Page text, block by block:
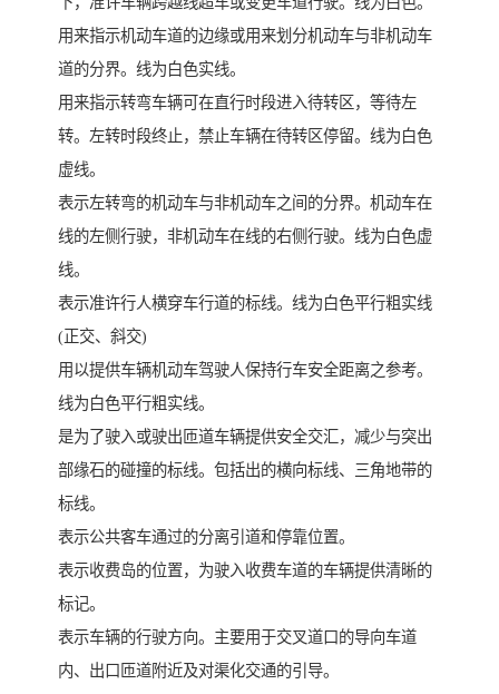
用来指示机动车道的边缘或用来划分机动车与非机动车
道的分界。线为白色实线。
用来指示转弯车辆可在直行时段进入待转区，等待左
转。左转时段终止，禁止车辆在待转区停留。线为白色
虚线。
表示左转弯的机动车与非机动车之间的分界。机动车在
线的左侧行驶，非机动车在线的右侧行驶。线为白色虚
线。
表示准许行人横穿车行道的标线。线为白色平行粗实线
(正交、斜交)
用以提供车辆机动车驾驶人保持行车安全距离之参考。
线为白色平行粗实线。
是为了驶入或驶出匝道车辆提供安全交汇，减少与突出
部缘石的碰撞的标线。包括出的横向标线、三角地带的
标线。
表示公共客车通过的分离引道和停靠位置。
表示收费岛的位置，为驶入收费车道的车辆提供清晰的
标记。
表示车辆的行驶方向。主要用于交叉道口的导向车道
内、出口匝道附近及对渠化交通的引导。